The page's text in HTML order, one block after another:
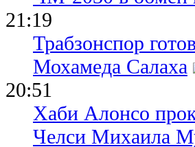
21:19
Трабзонспор
Мохамеда Салаха
20:51
Хаби Алонсо
Челси Михаила